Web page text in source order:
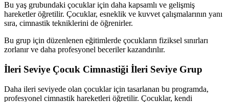
Bu yaş grubundaki çocuklar için daha kapsamlı ve gelişmiş
hareketler öğretilir. Çocuklar, esneklik ve kuvvet çalışmalarının yanı
sıra, cimnastik tekniklerini de öğrenirler.
Bu grup için düzenlenen eğitimlerde çocukların fiziksel sınırları
zorlanır ve daha profesyonel beceriler kazandırılır.
İleri Seviye Çocuk Cimnastiği İleri Seviye Grup
Daha ileri seviyede olan çocuklar için tasarlanan bu programda,
profesyonel cimnastik hareketleri öğretilir. Çocuklar, kendi